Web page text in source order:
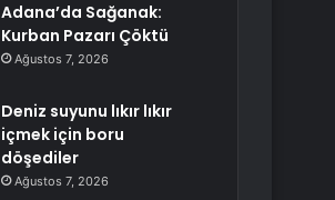
Adana’da Sağanak:
Kurban Pazarı Çöktü
Ağustos 7, 2026
Deniz suyunu lıkır lıkır
içmek için boru
döşediler
Ağustos 7, 2026